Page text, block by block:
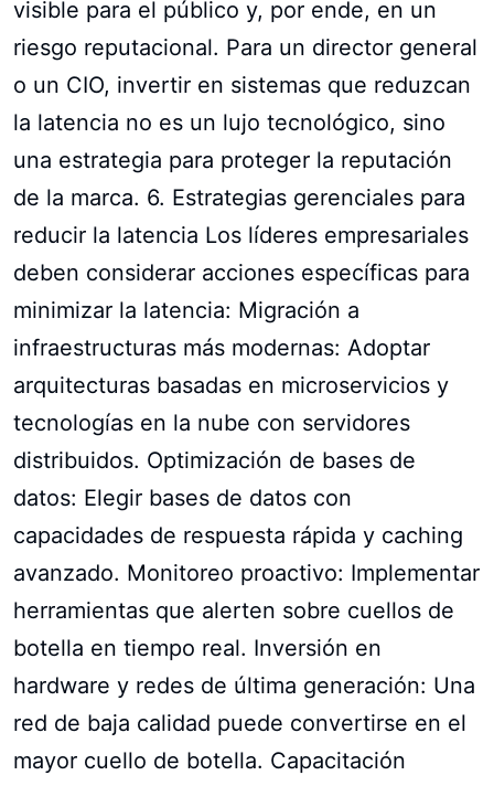
visible para el público y, por ende, en un
riesgo reputacional. Para un director general
o un CIO, invertir en sistemas que reduzcan
la latencia no es un lujo tecnológico, sino
una estrategia para proteger la reputación
de la marca. 6. Estrategias gerenciales para
reducir la latencia Los líderes empresariales
deben considerar acciones específicas para
minimizar la latencia: Migración a
infraestructuras más modernas: Adoptar
arquitecturas basadas en microservicios y
tecnologías en la nube con servidores
distribuidos. Optimización de bases de
datos: Elegir bases de datos con
capacidades de respuesta rápida y caching
avanzado. Monitoreo proactivo: Implementar
herramientas que alerten sobre cuellos de
botella en tiempo real. Inversión en
hardware y redes de última generación: Una
red de baja calidad puede convertirse en el
mayor cuello de botella. Capacitación